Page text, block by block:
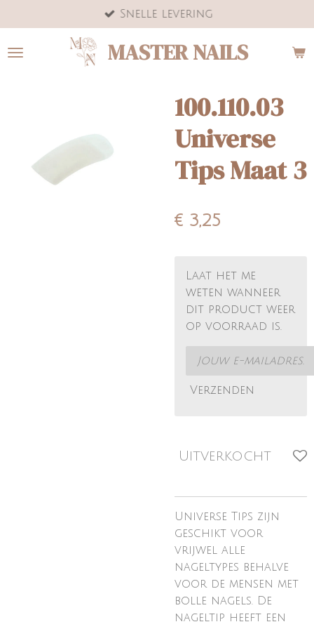
direct
naar
MASTER NAILS
Snelle levering
100.110.03
Universe
Tips Maat 3
€ 3,25
Laat het me
weten wanneer
dit product weer
op voorraad is.
Verzenden
Uitverkocht
Universe Tips zijn
geschikt voor
vrijwel alle
nageltypes behalve
voor de mensen met
bolle nagels. De
nageltip heeft een